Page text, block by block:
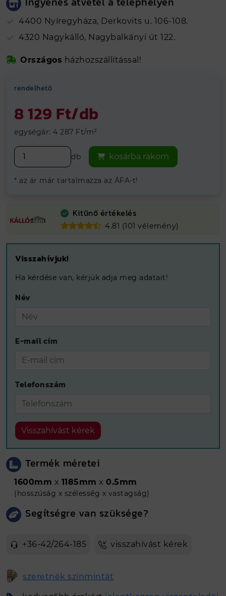
4400 Nyíregyháza, Derkovits u. 106-108.
4320 Nagykálló, Nagybalkányi út 122.
Gyártási hely Nyíregyháza
Országos házhozszállítással!
Vegye át
rendelhető
8 129 Ft/db
egységár: 4 287 Ft/m²
db kosárba rakom
* az ár már tartalmazza az ÁFA-t!
Kitűnő értékelés
4.81 (101 vélemény)
Visszahívjuk!
Ha kérdése van, kérjük adja meg adatait!
Név
E-mail cím
Telefonszám
Visszahívást kérek
Termék méretei
1600mm x 1185mm x 0.5mm
(hosszúság x szélesség x vastagság)
Segítségre van szüksége?
+36-42/264-185 visszahívást kérek
szeretnék színmintát